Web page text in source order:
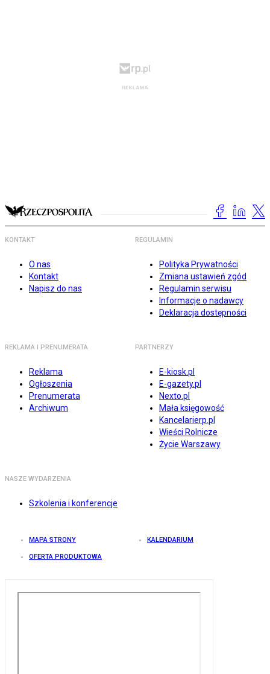
KONTAKT
O nas
Kontakt
Napisz do nas
REGULAMIN
Polityka Prywatności
Zmiana ustawień zgód
Regulamin serwisu
Informacje o nadawcy
Deklaracja dostępności
REKLAMA I PRENUMERATA
Reklama
Ogłoszenia
Prenumerata
Archiwum
PARTNERZY
E-kiosk.pl
E-gazety.pl
Nexto.pl
Mała księgowość
Kancelarierp.pl
Wieści Rolnicze
Życie Warszawy
NASZE WYDARZENIA
Szkolenia i konferencje
MAPA STRONY KALENDARIUM
OFERTA PRODUKTOWA